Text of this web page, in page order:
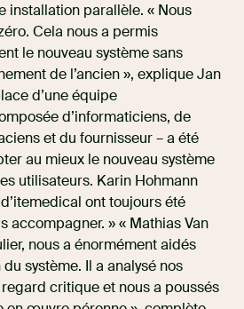
installation parallèle. « Nous
Cela nous a permis
le nouveau système sans
de l’ancien », explique Jan
d’une équipe
d’informaticiens, de
et du fournisseur – a été
au mieux le nouveau système
utilisateurs. Karin Hohmann
ont toujours été
accompagner. » « Mathias Van
nous a énormément aidés
système. Il a analysé nos
critique et nous a poussés